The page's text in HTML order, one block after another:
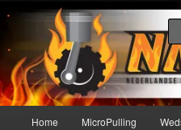
primaire
inhoudNederlandse
Organisatie
De meest krachtige
Home MicroPulling